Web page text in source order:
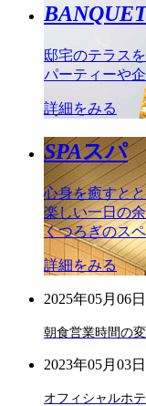
邸宅のテラス
パーティーや
詳細をみる
SPAスパ
心身を癒すと
楽しい一日の
くつろぎのス
詳細をみる
2025年05月06日
朝食営業時間の
2023年05月03日
オフィシャルホ